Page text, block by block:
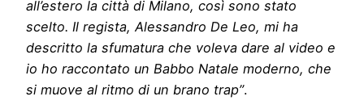
all’estero la città di Milano, così sono stato
scelto. Il regista, Alessandro De Leo, mi ha
descritto la sfumatura che voleva dare al video e
io ho raccontato un Babbo Natale moderno, che
si muove al ritmo di un brano trap”.